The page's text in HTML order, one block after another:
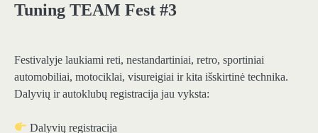
Tuning TEAM Fest #3
Festivalyje laukiami reti, nestandartiniai, retro, sportiniai
automobiliai, motociklai, visureigiai ir kita išskirtinė technika.
Dalyvių ir autoklubų registracija jau vyksta:
Dalyvių registracija